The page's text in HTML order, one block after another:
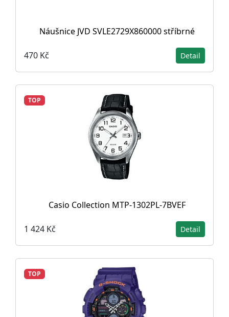
Náušnice JVD SVLE2729X860000 stříbrné
470 Kč Detail
TOP
Casio Collection MTP-1302PL-7BVEF
1 424 Kč Detail
TOP